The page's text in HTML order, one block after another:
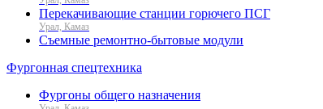
Перекачивающие станции горючего ПСГ
Урал, Камаз
Съемные ремонтно-бытовые модули
Фургонная спецтехника
Фургоны общего назначения